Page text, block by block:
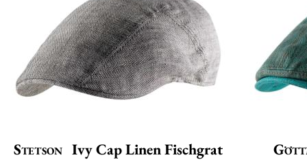
Stetson Ivy Cap Linen Fischgrat